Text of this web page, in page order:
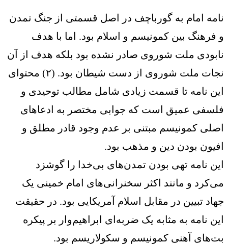
نامه امام به گورباچف در اصل قسمتی از جنگ تمدن
و فرهنگ بین کمونیسم و اسلام بود. اما با هدف
نابودی ملت شوروی صادر نشده بود بلکه هدف از آن
نجات ملت شوروی از دست شیطان بود. (۲) محتوای
این نامه تا قسمت زیادی شامل مطالب توحیدی و
فلسفی عمیق است که جوابی مختصر به ادعاهای
اصلی کمونیسم مبتنی بر عدم وجود قادر مطلق و
افیون بودن دین و مذهب بود.
این نامه تهی بودن تمدن‌های بی‌خدا را گوشزد
می‌کرد و مانند اکثر سخنرانی‌های امام خمینی یک
جهاد تبیین در مقابل اسلام آمریکایی بود. در حقیقت
این نامه به مثابه یک ضربه‌ای ابراهیم‌وار بر پیکره
بت‌های آهنی کمونیسم و سکولاریسم بود.